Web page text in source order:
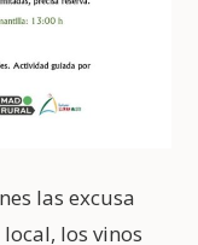
las excusa
los vinos